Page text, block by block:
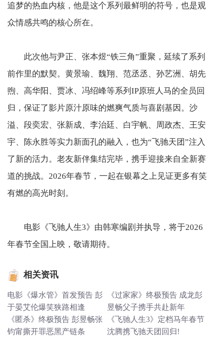
追梦的热血内核，他是这个系列最鲜明的符号，也是观
众情感共鸣的核心所在。
此次他与尹正、张本煜“铁三角”重聚，延续了系列
前作里的默契。黄景瑜、魏翔、范丞丞、孙艺洲、胡先
煦、高华阳、贾冰、冯绍峰等系列IP原班人马的全员回
归，保证了影片原汁原味的燃爽气质与喜剧基因。沙
溢、段奕宏、张新成、李治廷、白宇帆、周政杰、王安
宇、陈永胜等实力新面孔的融入，也为“飞驰天团”注入
了新的活力。老友新伴集结完毕，携手迎接来自全新赛
道的挑战。2026年春节，一起在银幕之上见证更多有笑
有燃的高光时刻。
电影《飞驰人生3》由韩寒编剧并执导，将于2026
年春节全国上映，敬请期待。
相关资讯
电影《爆水管》首发预告 彭
于晏艾伦爆笑狭路相逢
《过家家》终极预告 成龙彭
昱畅父子携手共赴新年
《匿杀》终极预告 彭昱畅张
钧甯撕开罪恶黑产链条
《飞驰人生3》定档马年春节
沈腾携飞驰天团回归!